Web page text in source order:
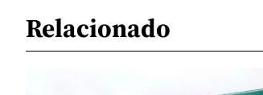
Relacionado